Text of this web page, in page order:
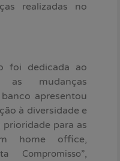
realizadas no
foi dedicada ao
as mudanças
apresentou
à diversidade e
para as
home office,
Compromisso”,